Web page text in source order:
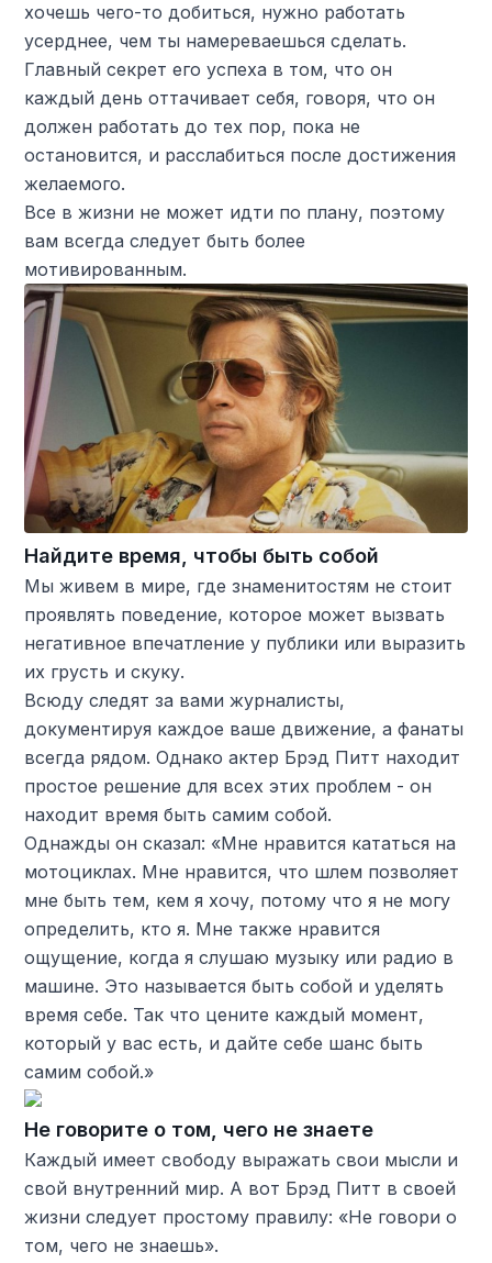
хочешь чего-то добиться, нужно работать
усерднее, чем ты намереваешься сделать.
Главный секрет его успеха в том, что он
каждый день оттачивает себя, говоря, что он
должен работать до тех пор, пока не
остановится, и расслабиться после достижения
желаемого.
Все в жизни не может идти по плану, поэтому
вам всегда следует быть более
мотивированным.
Найдите время, чтобы быть собой
Мы живем в мире, где знаменитостям не стоит
проявлять поведение, которое может вызвать
негативное впечатление у публики или выразить
их грусть и скуку.
Всюду следят за вами журналисты,
документируя каждое ваше движение, а фанаты
всегда рядом. Однако актер Брэд Питт находит
простое решение для всех этих проблем - он
находит время быть самим собой.
Однажды он сказал: «Мне нравится кататься на
мотоциклах. Мне нравится, что шлем позволяет
мне быть тем, кем я хочу, потому что я не могу
определить, кто я. Мне также нравится
ощущение, когда я слушаю музыку или радио в
машине. Это называется быть собой и уделять
время себе. Так что цените каждый момент,
который у вас есть, и дайте себе шанс быть
самим собой.»
Не говорите о том, чего не знаете
Каждый имеет свободу выражать свои мысли и
свой внутренний мир. А вот Брэд Питт в своей
жизни следует простому правилу: «Не говори о
том, чего не знаешь».